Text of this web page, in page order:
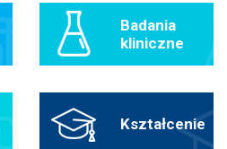
Badania
kliniczne
Kształcenie